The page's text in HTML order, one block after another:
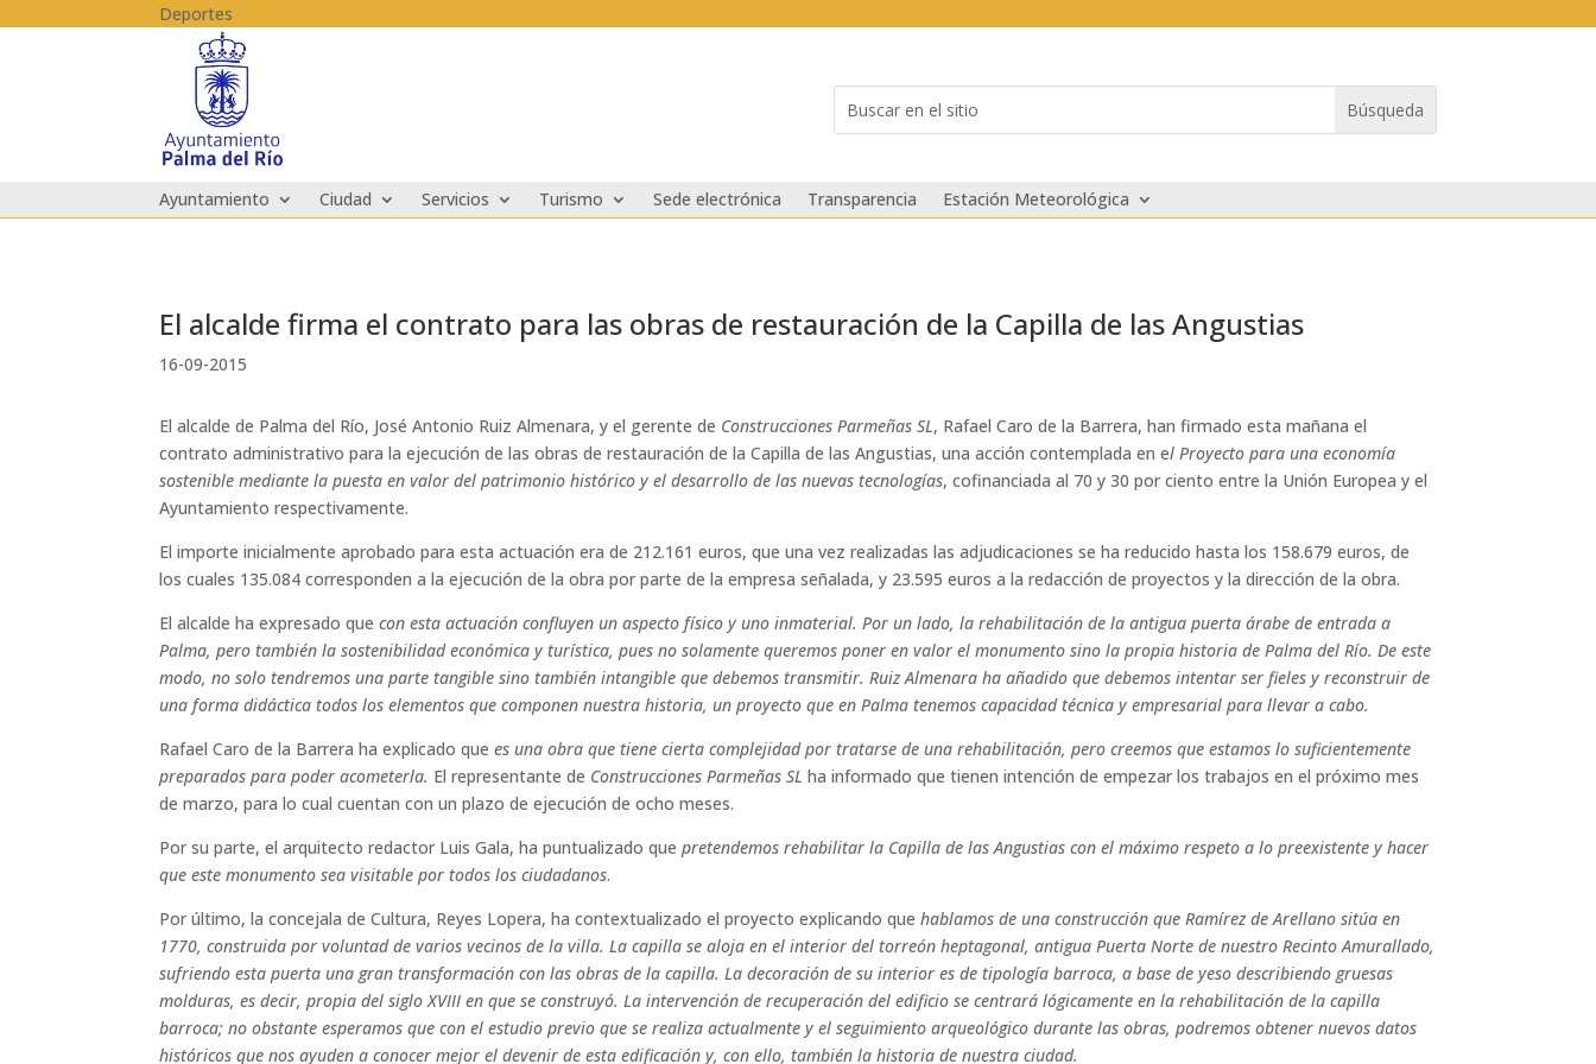
Deportes
for...
Ayuntamiento Ciudad Servicios Turismo Sede electrónica Transparencia Estación Meteorológica
El alcalde firma el contrato para las obras de restauración de la Capilla de las Angustias
16-09-2015
El alcalde de Palma del Río, José Antonio Ruiz Almenara, y el gerente de Construcciones Parmeñas SL, Rafael Caro de la Barrera, han firmado esta mañana el
contrato administrativo para la ejecución de las obras de restauración de la Capilla de las Angustias, una acción contemplada en el Proyecto para una economía
sostenible mediante la puesta en valor del patrimonio histórico y el desarrollo de las nuevas tecnologías, cofinanciada al 70 y 30 por ciento entre la Unión Europea y el
Ayuntamiento respectivamente.
El importe inicialmente aprobado para esta actuación era de 212.161 euros, que una vez realizadas las adjudicaciones se ha reducido hasta los 158.679 euros, de
los cuales 135.084 corresponden a la ejecución de la obra por parte de la empresa señalada, y 23.595 euros a la redacción de proyectos y la dirección de la obra.
El alcalde ha expresado quecon esta actuación confluyen un aspecto físico y uno inmaterial. Por un lado, la rehabilitación de la antigua puerta árabe de entrada a
Palma, pero también la sostenibilidad económica y turística, pues no solamente queremos poner en valor el monumento sino la propia historia de Palma del Río. De este
modo, no solo tendremos una parte tangible sino también intangible que debemos transmitir. Ruiz Almenara ha añadido que debemos intentar ser fieles y reconstruir de
una forma didáctica todos los elementos que componen nuestra historia, un proyecto que en Palma tenemos capacidad técnica y empresarial para llevar a cabo.
Rafael Caro de la Barrera ha explicado quees una obra que tiene cierta complejidad por tratarse de una rehabilitación, pero creemos que estamos lo suficientemente
preparados para poder acometerla. El representante de Construcciones Parmeñas SLha informado que tienen intención de empezar los trabajos en el próximo mes
de marzo, para lo cual cuentan con un plazo de ejecución de ocho meses.
Por su parte, el arquitecto redactor Luis Gala, ha puntualizado que pretendemos rehabilitar la Capilla de las Angustias con el máximo respeto a lo preexistente y hacer
que este monumento sea visitable por todos los ciudadanos.
Por último, la concejala de Cultura, Reyes Lopera, ha contextualizado el proyecto explicando quehablamos de una construcción que Ramírez de Arellano sitúa en
1770, construida por voluntad de varios vecinos de la villa. La capilla se aloja en el interior del torreón heptagonal, antigua Puerta Norte de nuestro Recinto Amurallado,
sufriendo esta puerta una gran transformación con las obras de la capilla. La decoración de su interior es de tipología barroca, a base de yeso describiendo gruesas
molduras, es decir, propia del siglo XVIII en que se construyó. La intervención de recuperación del edificio se centrará lógicamente en la rehabilitación de la capilla
barroca; no obstante esperamos que con el estudio previo que se realiza actualmente y el seguimiento arqueológico durante las obras, podremos obtener nuevos datos
históricos que nos ayuden a conocer mejor el devenir de esta edificación y, con ello, también la historia de nuestra ciudad.